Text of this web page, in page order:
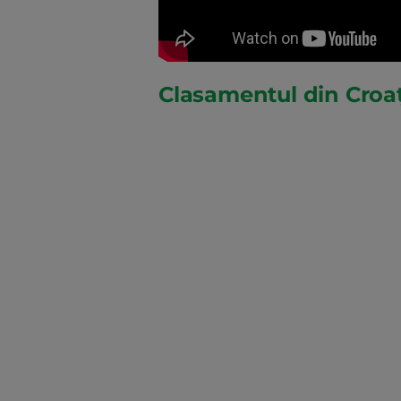
Clasamentul din